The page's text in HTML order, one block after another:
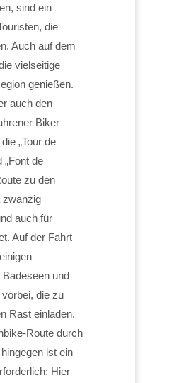
sind ein
die
Auch auf dem
vielseitige
genießen.
auch den
Biker
„Tour de
„Font de
zu den
zwanzig
auch für
Auf der Fahrt
und
die zu
Rast einladen.
Route durch
ist ein
Hier